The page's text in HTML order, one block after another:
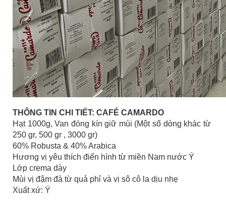
THÔNG TIN CHI TIẾT: CAFÉ CAMARDO
Hạt 1000g, Van đóng kín giữ mùi (Một số dòng khác từ
250 gr, 500 gr , 3000 gr)
60% Robusta & 40% Arabica
Hương vị yêu thích điển hình từ miền Nam nước Ý
Lớp crema dày
Mùi vị đậm đà từ quả phỉ và vị sô cô la dịu nhẹ
Xuất xứ: Ý